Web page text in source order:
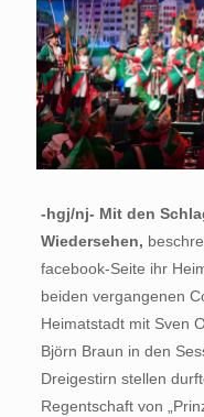
-hgj/nj- Mit den
Wiedersehen,
facebook-Seite ihr
beiden vergangenen
Heimatstadt mit Sven
Björn Braun in den
Dreigestirn stellen
Regentschaft von